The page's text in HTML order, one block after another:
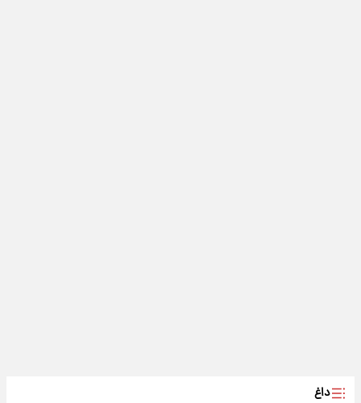
داغ